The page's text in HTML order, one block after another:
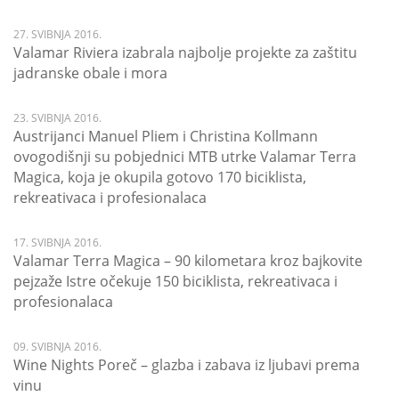
27. SVIBNJA 2016.
Valamar Riviera izabrala najbolje projekte za zaštitu
jadranske obale i mora
23. SVIBNJA 2016.
Austrijanci Manuel Pliem i Christina Kollmann
ovogodišnji su pobjednici MTB utrke Valamar Terra
Magica, koja je okupila gotovo 170 biciklista,
rekreativaca i profesionalaca
17. SVIBNJA 2016.
Valamar Terra Magica – 90 kilometara kroz bajkovite
pejzaže Istre očekuje 150 biciklista, rekreativaca i
profesionalaca
09. SVIBNJA 2016.
Wine Nights Poreč – glazba i zabava iz ljubavi prema
vinu